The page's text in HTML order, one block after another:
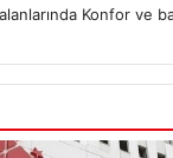
Konfor ve